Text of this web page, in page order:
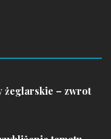
żeglarskie – zwrot